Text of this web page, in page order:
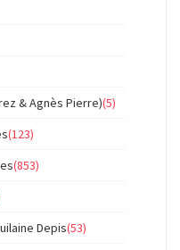
& Agnès Pierre)(5)
(123)
(853)
Depis(53)